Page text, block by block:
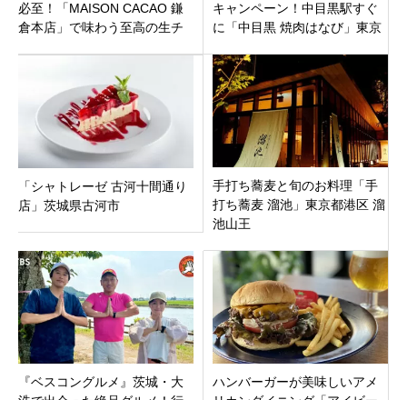
必至！「MAISON CACAO 鎌
倉本店」で味わう至高の生チ
キャンペーン！中目黒駅すぐ
に「中目黒 焼肉はなび」東京
「シャトレーゼ 古河十間通り
店」茨城県古河市
手打ち蕎麦と旬のお料理「手
打ち蕎麦 溜池」東京都港区 溜
池山王
『ベスコングルメ』茨城・大
ハンバーガーが美味しいアメ